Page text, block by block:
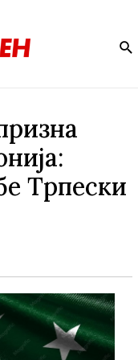
Трпески